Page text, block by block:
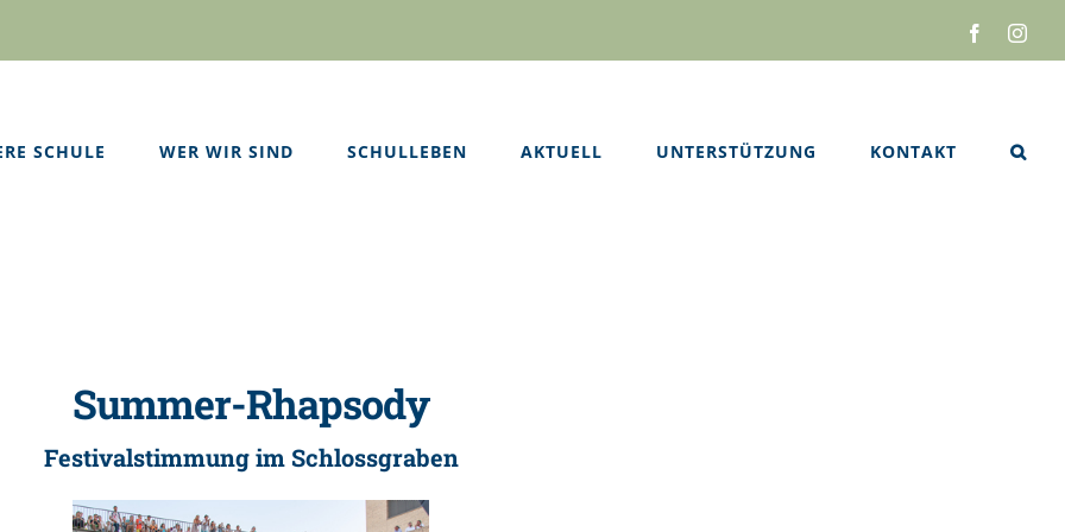
Facebook
SCHULE WER WIR SIND SCHULLEBEN AKTUELL UNTERSTÜTZUNG KONTAKT
Summer-Rhapsody
Festivalstimmung im Schlossgraben